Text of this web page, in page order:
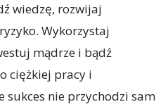
wiedzę, rozwijaj
Wykorzystaj
mądrze i bądź
ciężkiej pracy i
sukces nie przychodzi sam